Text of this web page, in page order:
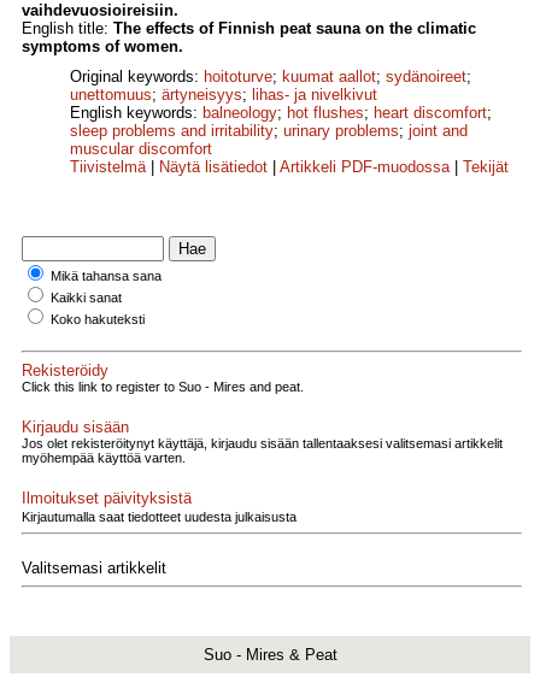
vaihdevuosioireisiin.
English title: The effects of Finnish peat sauna on the climatic
symptoms of women.
Original keywords: hoitoturve; kuumat aallot; sydänoireet;
unettomuus; ärtyneisyys; lihas- ja nivelkivut
English keywords: balneology; hot flushes; heart discomfort;
sleep problems and irritability; urinary problems; joint and
muscular discomfort
Tiivistelmä| Näytä lisätiedot Artikkeli PDF-muodossa| Tekijät
Mikä tahansa sana
Kaikki sanat
Koko hakuteksti
Rekisteröidy
Click this link to register to Suo - Mires and peat.
Kirjaudu sisään
Jos olet rekisteröitynyt käyttäjä, kirjaudu sisään tallentaaksesi valitsemasi artikkelit
myöhempää käyttöä varten.
Ilmoitukset päivityksistä
Kirjautumalla saat tiedotteet uudesta julkaisusta
Valitsemasi artikkelit
Suo - Mires & Peat